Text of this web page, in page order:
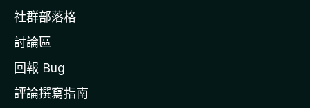
社群部落格
討論區
回報 Bug
評論撰寫指南